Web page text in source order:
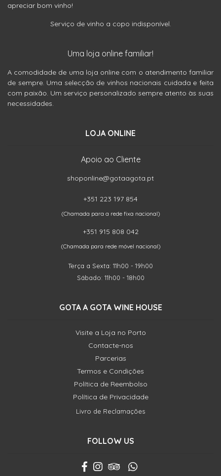
apreciar bom vinho!
Serviço de vinho a copo indisponível.
Uma loja online familiar!
A comodidade de uma loja online com o atendimento familiar
de sempre. Uma selecção de vinhos nacionais cuidada e feita
com paixão. Um serviço personalizado sempre atento às suas
necessidades.
LOJA ONLINE
Apoio ao Cliente
shoponline@gotaagota.pt
+351 223 197 854
(Chamada para a rede fixa nacional)
+351 915 808 042
(Chamada para rede móvel nacional)
Terça a Sexta: 11h00 - 19h00
Sábado: 11h00 - 18h00
GOTA A GOTA WINE HOUSE
Visite a Loja no Porto
Contacte-nos
Parcerias
Termos e Condições
Política de Reembolso
Política de Privacidade
Livro de Reclamações
FOLLOW US